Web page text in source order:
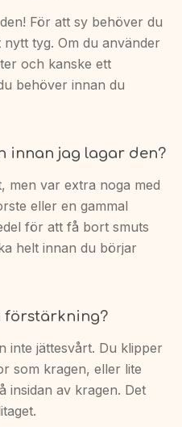
För att sy behöver du
tyg. Om du använder
och kanske ett
behöver innan du
innan jag lagar den?
men var extra noga med
eller en gammal
för att få bort smuts
helt innan du börjar
förstärkning?
inte jättesvårt. Du klipper
som kragen, eller lite
insidan av kragen. Det